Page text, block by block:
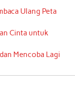
Ulang Peta
Cinta untuk
Mencoba Lagi